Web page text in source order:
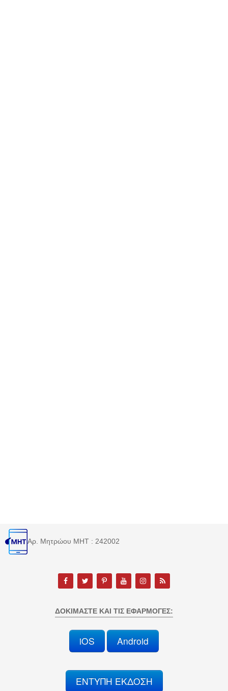
Αρ. Μητρώου MHT : 242002
ΔΟΚΙΜΆΣΤΕ ΚΑΙ ΤΙΣ ΕΦΑΡΜΟΓΈΣ:
iOS Android
ΕΝΤΥΠΗ ΕΚΔΟΣΗ